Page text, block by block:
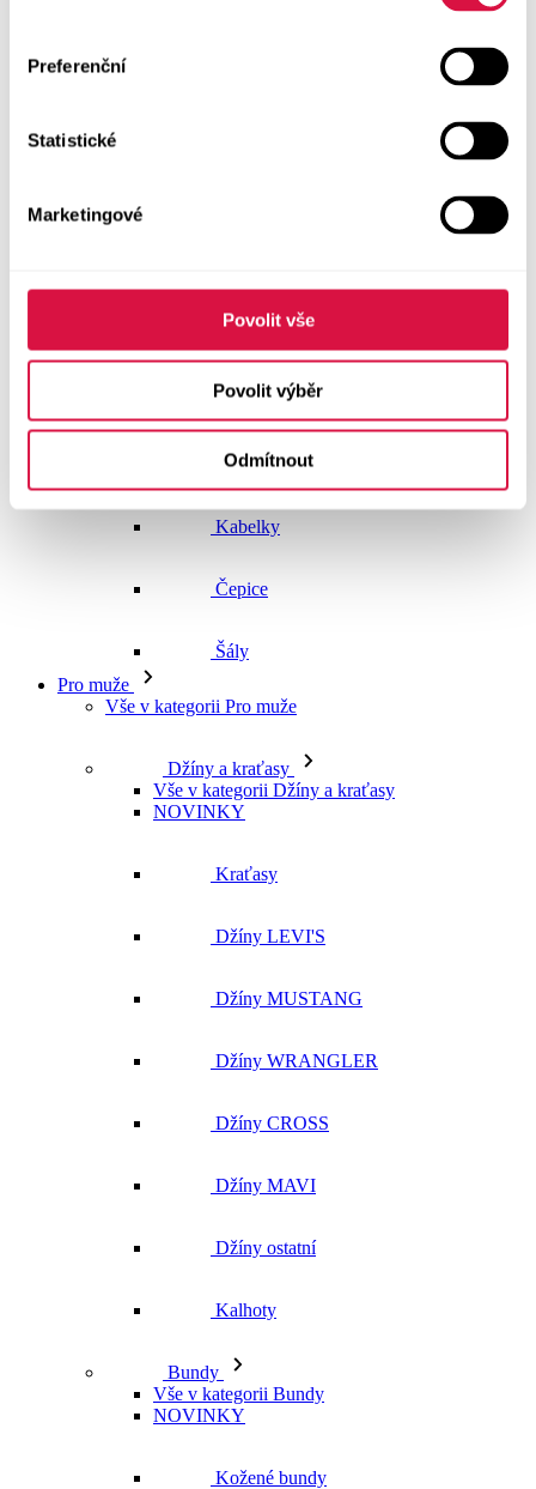
Preferenční
Statistické
Marketingové
Povolit vše
Povolit výběr
Odmítnout
Boty GEOX
Pásky
Peněženky
Kabelky
Čepice
Šály
Pro muže
Vše v kategorii Pro muže
Džíny a kraťasy
Vše v kategorii Džíny a kraťasy
NOVINKY
Kraťasy
Džíny LEVI'S
Džíny MUSTANG
Džíny WRANGLER
Džíny CROSS
Džíny MAVI
Džíny ostatní
Kalhoty
Bundy
Vše v kategorii Bundy
NOVINKY
Kožené bundy